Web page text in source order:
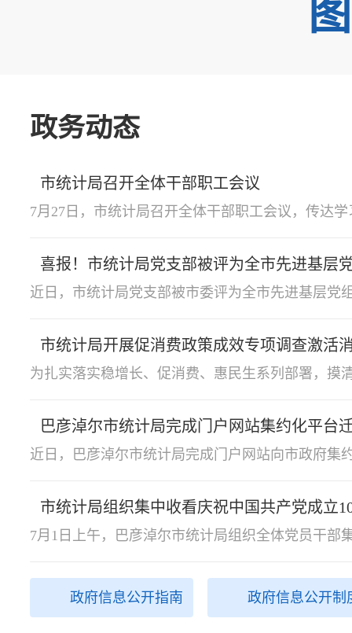
政务动态
市统计局召开全体干部职工会议
喜报！市统计局党支部被评为全市先进基层
巴彦淖尔市统计局完成门户网站集约化平台